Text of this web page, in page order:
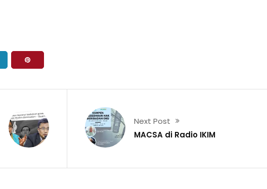
Next Post
MACSA di Radio IKIM